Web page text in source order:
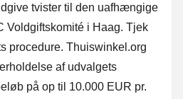
tvister til den uafhængige
Voldgiftskomité i Haag. Tjek
procedure. Thuiswinkel.org
af udvalgets
på op til 10.000 EUR pr.